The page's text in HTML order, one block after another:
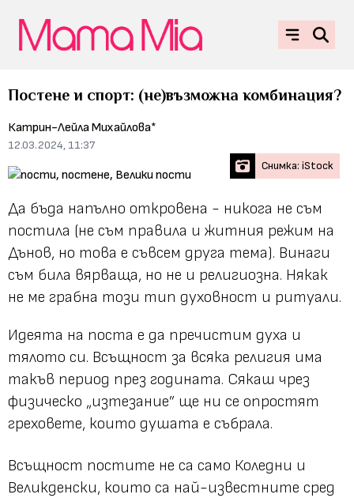
Постене и спорт: (не)възможна комбинация?
Катрин-Лейла Михайлова*
12.03.2024, 11:37
Снимка: iStock
Да бъда напълно откровена - никога не съм
постила (не съм правила и житния режим на
Дънов, но това е съвсем друга тема). Винаги
съм била вярваща, но не и религиозна. Някак
не ме грабна този тип духовност и ритуали.
Идеята на поста е да пречистим духа и
тялото си. Всъщност за всяка религия има
такъв период през годината. Сякаш чрез
физическо „изтезание” ще ни се опростят
греховете, които душата е събрала.
Всъщност постите не са само Коледни и
Великденски, които са най-известните сред